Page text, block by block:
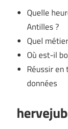
Quelle
Antilles ?
Quel
Où est-il
Réussir en
données